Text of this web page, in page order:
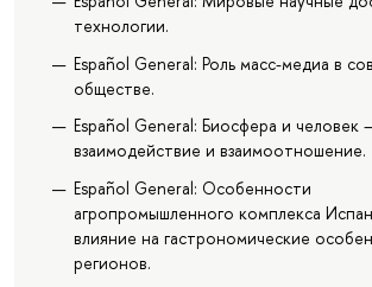
технологии.
Español General: Роль масс-медиа в
обществе.
Español General: Биосфера и человек
взаимодействие и взаимоотношение.
Español General: Особенности
агропромышленного комплекса
влияние на гастрономические
регионов.